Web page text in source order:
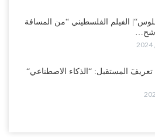
الفيلم الفلسطيني “من المسافة
تعريفَ المستقبل: “الذكاء الاصطناعي“